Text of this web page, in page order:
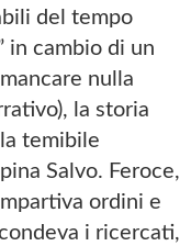
del tempo
in cambio di un
nulla
la storia
temibile
Salvo. Feroce,
ordini e
i ricercati,